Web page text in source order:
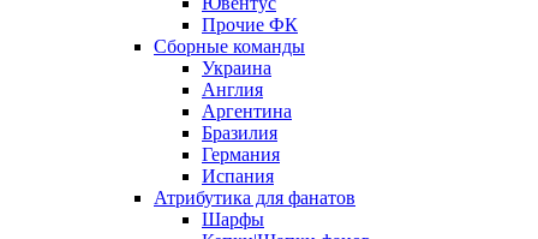
Прочие ФК
Сборные команды
Украина
Англия
Аргентина
Бразилия
Германия
Испания
Атрибутика для фанатов
Шарфы